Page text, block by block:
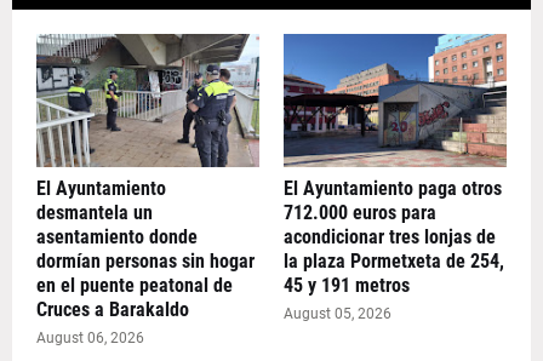
El Ayuntamiento
desmantela un
asentamiento donde
dormían personas sin hogar
en el puente peatonal de
Cruces a Barakaldo
August 06, 2026
El Ayuntamiento paga otros
712.000 euros para
acondicionar tres lonjas de
la plaza Pormetxeta de 254,
45 y 191 metros
August 05, 2026